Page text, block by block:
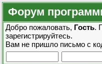
Форум
Добро пожаловать, Гость.
зарегистрируйтесь.
Вам не пришло письмо с